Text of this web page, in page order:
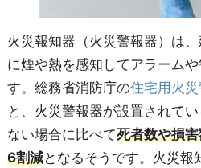
火災報知器（火災警報器）は
に煙や熱を感知してアラーム
す。総務省消防庁の住宅用火
と、火災警報器が設置されて
ない場合に比べて死者数や損
6割減となるそうです。火災報